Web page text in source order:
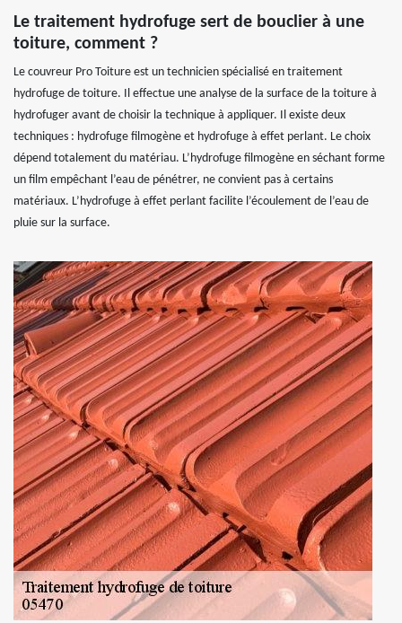
Le traitement hydrofuge sert de bouclier à une
toiture, comment ?
Le couvreur Pro Toiture est un technicien spécialisé en traitement
hydrofuge de toiture. Il effectue une analyse de la surface de la toiture à
hydrofuger avant de choisir la technique à appliquer. Il existe deux
techniques : hydrofuge filmogène et hydrofuge à effet perlant. Le choix
dépend totalement du matériau. L’hydrofuge filmogène en séchant forme
un film empêchant l’eau de pénétrer, ne convient pas à certains
matériaux. L’hydrofuge à effet perlant facilite l’écoulement de l’eau de
pluie sur la surface.